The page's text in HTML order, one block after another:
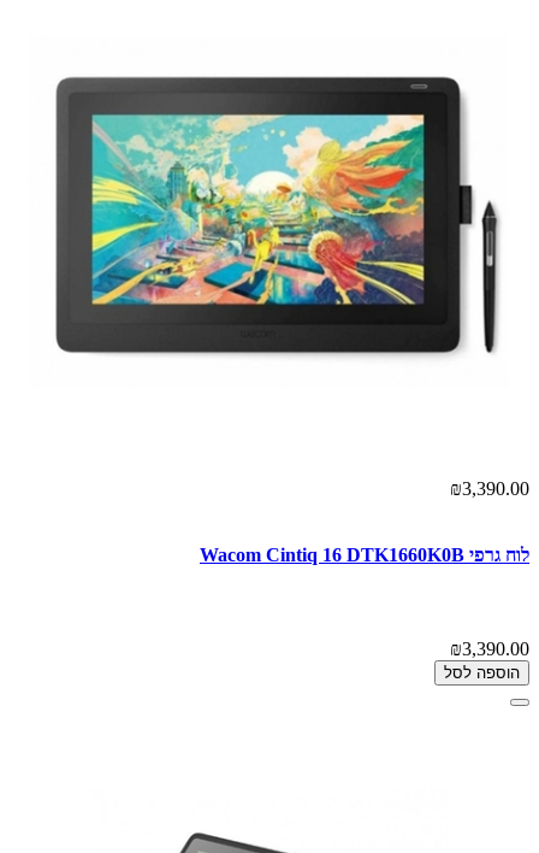
₪3,390.00
לוח גרפי Wacom Cintiq 16 DTK1660K0B
₪3,390.00
הוספה לסל